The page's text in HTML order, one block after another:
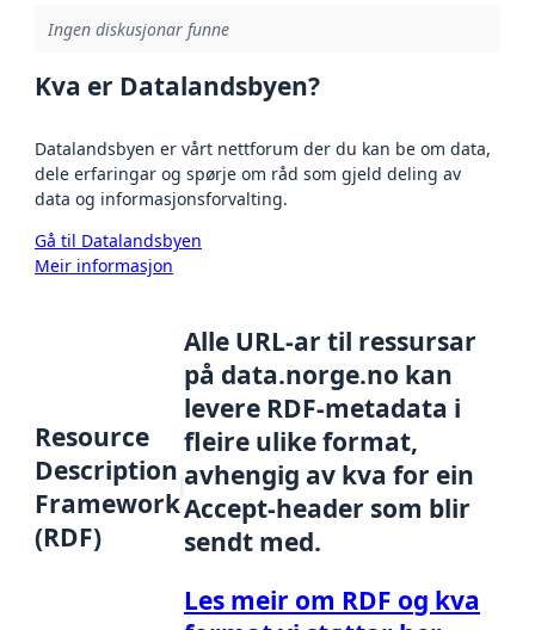
Ingen diskusjonar funne
Kva er Datalandsbyen?
Datalandsbyen er vårt nettforum der du kan be om data,
dele erfaringar og spørje om råd som gjeld deling av
data og informasjonsforvalting.
Gå til Datalandsbyen
Meir informasjon
Resource
Description
Framework
(RDF)
Alle URL-ar til ressursar
på data.norge.no kan
levere RDF-metadata i
fleire ulike format,
avhengig av kva for ein
Accept-header som blir
sendt med.
Les meir om RDF og kva